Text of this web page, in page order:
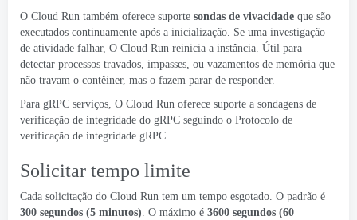
O Cloud Run também oferece suporte sondas de vivacidade que são
executados continuamente após a inicialização. Se uma investigação
de atividade falhar, O Cloud Run reinicia a instância. Útil para
detectar processos travados, impasses, ou vazamentos de memória que
não travam o contêiner, mas o fazem parar de responder.
Para gRPC serviços, O Cloud Run oferece suporte a sondagens de
verificação de integridade do gRPC seguindo o Protocolo de
verificação de integridade gRPC.
Solicitar tempo limite
Cada solicitação do Cloud Run tem um tempo esgotado. O padrão é
300 segundos (5 minutos). O máximo é 3600 segundos (60